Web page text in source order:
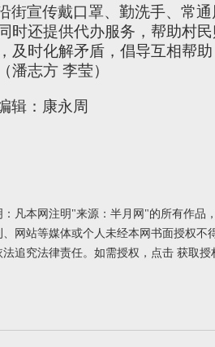
街宣传戴口罩、勤洗手、常
时还提供代办服务，帮助村
及时化解矛盾，倡导互相帮
潘志方 李莹）
辑：康永周
：凡本网注明"来源：半月网"的所有作品
网站等媒体或个人未经本网书面授权不
追究法律责任。如需授权，点击 获取授